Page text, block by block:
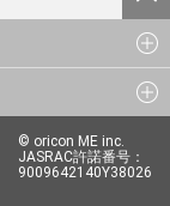
© oricon ME inc.
JASRAC許諾番号：
9009642140Y38026